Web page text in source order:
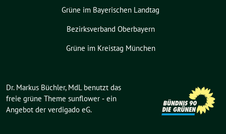
Grüne im Bayerischen Landtag
Bezirksverband Oberbayern
Grüne im Kreistag München
Dr. Markus Büchler, MdL benutzt das
freie grüne Theme sunflower ‐ ein
Angebot der verdigado eG.